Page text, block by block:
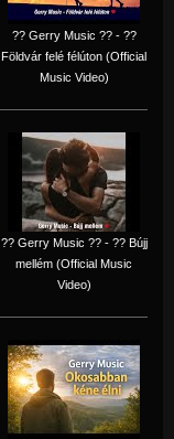
?? Gerry Music ?? - ??
Földvár felé félúton (Official
Music Video)
?? Gerry Music ?? - ?? Bújj
mellém (Official Music
Video)